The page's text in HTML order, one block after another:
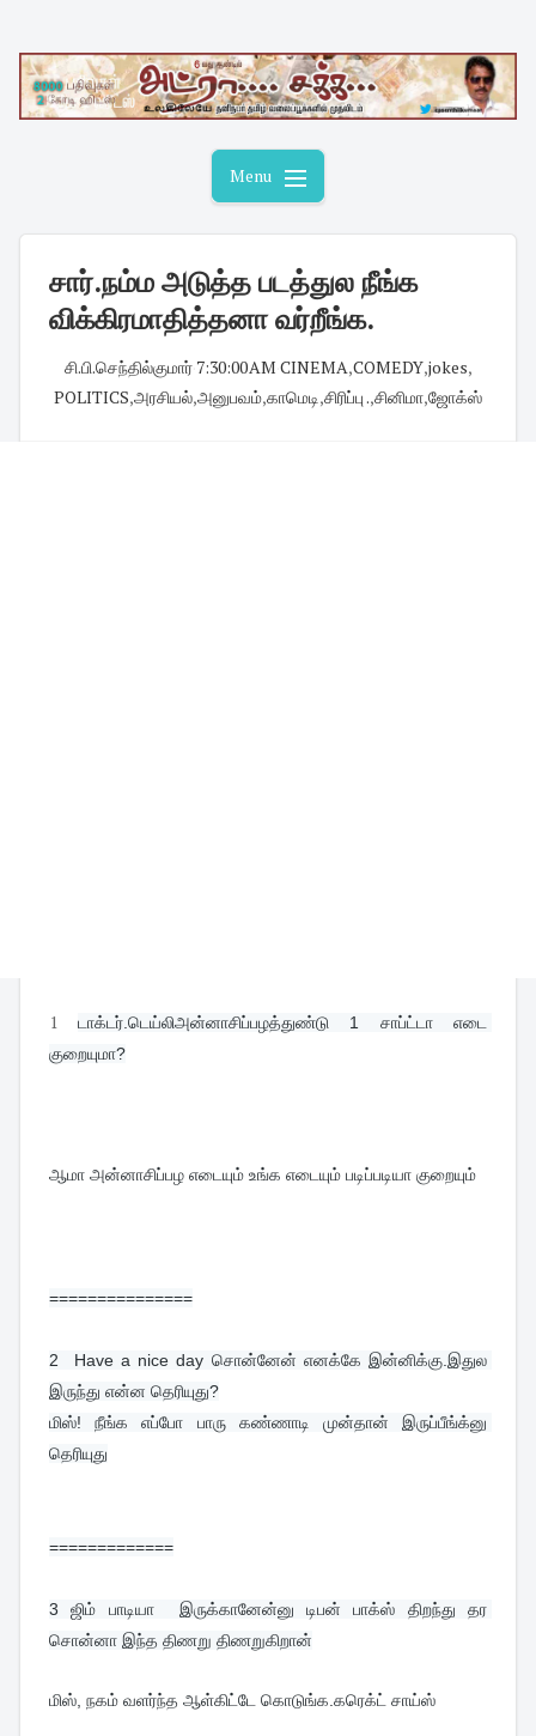
content
Menu
சார்.நம்ம அடுத்த படத்துல நீங்க
விக்கிரமாதித்தனா வர்றீங்க.
சி.பி.செந்தில்குமார்· 7:30:00 AM CINEMA,COMEDY,jokes,
POLITICS,அரசியல்,அனுபவம்,காமெடி,சிரிப்பு .,சினிமா,ஜோக்ஸ்
1
டாக்டர்.டெய்லிஅன்னாசிப்பழத்துண்டு 1 சாப்ட்டா எடை
குறையுமா?
ஆமா அன்னாசிப்பழ எடையும் உங்க எடையும் படிப்படியா குறையும்
===============
2 Have a nice day சொன்னேன் எனக்கே இன்னிக்கு.இதுல
இருந்து என்ன தெரியுது?
மிஸ்! நீங்க எப்போ பாரு கண்ணாடி முன்தான் இருப்பீங்க்னு
தெரியுது
=============
3 ஜிம் பாடியா  இருக்கானேன்னு டிபன் பாக்ஸ் திறந்து தர
சொன்னா இந்த திணறு திணறுகிறான்
மிஸ், நகம் வளர்ந்த ஆள்கிட்டே கொடுங்க.கரெக்ட் சாய்ஸ்